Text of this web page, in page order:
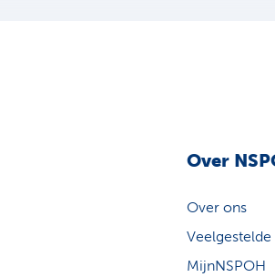
Over
Over ons
Veelgestelde
MijnNSPOH